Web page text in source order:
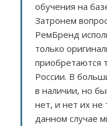
обучения на
Затронем
РемБренд
только
приобретаются
России. В
в наличии, но
нет, и нет их не
данном случае